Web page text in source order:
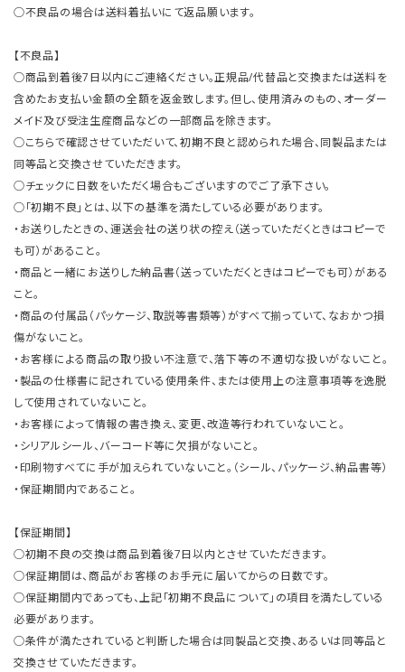
○不良品の場合は送料着払いにて返品願います。
【不良品】
○商品到着後7日以内にご連絡ください。正規品/代替品と交換または送料を
含めたお支払い金額の全額を返金致します。但し、使用済みのもの、オーダー
メイド及び受注生産商品などの一部商品を除きます。
○こちらで確認させていただいて、初期不良と認められた場合、同製品または
同等品と交換させていただきます。
○チェックに日数をいただく場合もございますのでご了承下さい。
○「初期不良」とは、以下の基準を満たしている必要があります。
・お送りしたときの、運送会社の送り状の控え（送っていただくときはコピーで
も可）があること。
・商品と一緒にお送りした納品書（送っていただくときはコピーでも可）がある
こと。
・商品の付属品（パッケージ、取説等書類等）がすべて揃っていて、なおかつ損
傷がないこと。
・お客様による商品の取り扱い不注意で、落下等の不適切な扱いがないこと。
・製品の仕様書に記されている使用条件、または使用上の注意事項等を逸脱
して使用されていないこと。
・お客様によって情報の書き換え、変更、改造等行われていないこと。
・シリアルシール、バーコード等に欠損がないこと。
・印刷物すべてに手が加えられていないこと。（シール、パッケージ、納品書等）
・保証期間内であること。
【保証期間】
○初期不良の交換は商品到着後7日以内とさせていただきます。
○保証期間は、商品がお客様のお手元に届いてからの日数です。
○保証期間内であっても、上記「初期不良品について」の項目を満たしている
必要があります。
○条件が満たされていると判断した場合は同製品と交換、あるいは同等品と
交換させていただきます。